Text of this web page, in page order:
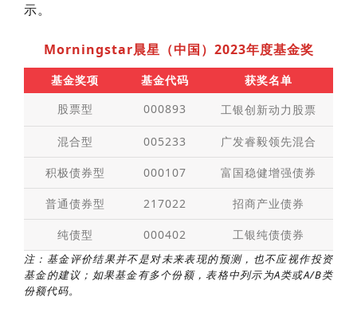
示。
Morningstar晨星（中国）2023年度基金奖
基金奖项 基金代码
获奖名单
股票型
000893 工银创新动力股票
混合型 005233 广发睿毅领先混合
积极债券型 000107 富国稳健增强债券
普通债券型 217022 招商产业债券
纯债型 000402 工银纯债债券
注：基金评价结果并不是对未来表现的预测，也不应视作投资
基金的建议；如果基金有多个份额，表格中列示为A类或A/B类
份额代码。